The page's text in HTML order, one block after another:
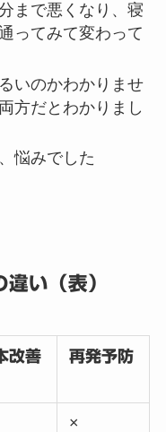
まで悪くなり、寝
ってみて変わって
いのかわかりませ
方だとわかりまし
悩みでした
い（表）
改善 再発予防
×